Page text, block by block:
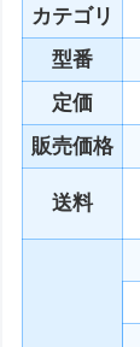
カテゴリ
型番
定価
販売価格
送料